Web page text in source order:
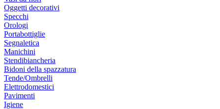
Oggetti decorativi
Specchi
Orologi
Portabottiglie
Segnaletica
Manichini
Stendibiancheria
Bidoni della spazzatura
Tende/Ombrelli
Elettrodomestici
Pavimenti
Igiene